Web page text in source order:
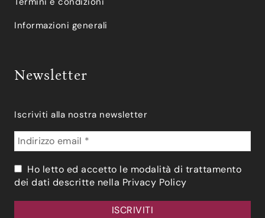
Informazioni generali
Newsletter
Iscriviti alla nostra newsletter
Ho letto ed accetto le modalità di trattamento
dei dati descritte nella Privacy Policy